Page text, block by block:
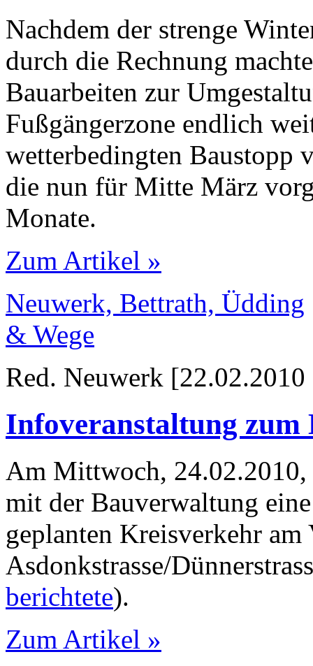
Nachdem der strenge
durch die Rechnung
Bauarbeiten zur
Fußgängerzone endlich
wetterbedingten Baustopp
die nun für Mitte März
Monate.
Zum Artikel »
Neuwerk, Bettrath, Üdding
& Wege
Red. Neuwerk
Infoveranstaltung
Am Mittwoch, 24.02.2010,
mit der Bauverwaltung
geplanten Kreisverkehr
Asdonkstrasse/
berichtete).
Zum Artikel »